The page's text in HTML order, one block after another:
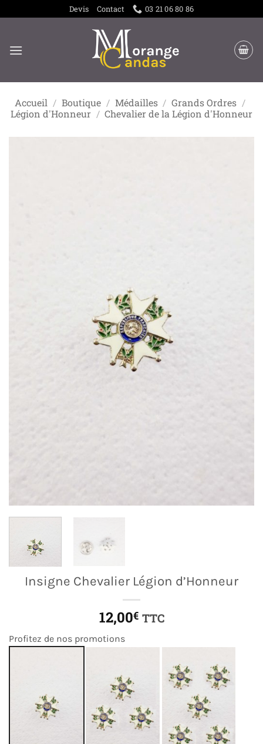
au
Devis Contact 03 21 06 80 86
Accueil / Boutique / Médailles / Grands Ordres /
Légion d'Honneur / Chevalier de la Légion d'Honneur
Insigne Chevalier Légion d’Honneur
12,00€ TTC
Profitez de nos promotions